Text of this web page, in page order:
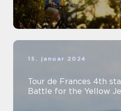
15. januar 2024
Tour de Frances 4th
Battle for the Yellow